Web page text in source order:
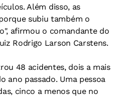
Além disso, as
subiu também o
afirmou o comandante do
Rodrigo Larson Carstens.
48 acidentes, dois a mais
ano passado. Uma pessoa
cinco a menos que no